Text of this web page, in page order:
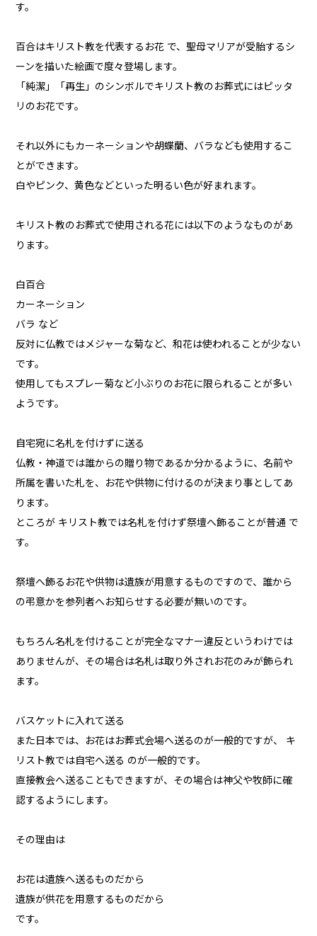
す。
百合はキリスト教を代表するお花 で、聖母マリアが受胎するシ
ーンを描いた絵画で度々登場します。
「純潔」「再生」のシンボルでキリスト教のお葬式にはピッタ
リのお花です。
それ以外にもカーネーションや胡蝶蘭、バラなども使用するこ
とができます。
白やピンク、黄色などといった明るい色が好まれます。
キリスト教のお葬式で使用される花には以下のようなものがあ
ります。
白百合
カーネーション
バラ など
反対に仏教ではメジャーな菊など、和花は使われることが少ない
です。
使用してもスプレー菊など小ぶりのお花に限られることが多い
ようです。
自宅宛に名札を付けずに送る
仏教・神道では誰からの贈り物であるか分かるように、名前や
所属を書いた札を、お花や供物に付けるのが決まり事としてあ
ります。
ところが キリスト教では名札を付けず祭壇へ飾ることが普通 で
す。
祭壇へ飾るお花や供物は遺族が用意するものですので、誰から
の弔意かを参列者へお知らせする必要が無いのです。
もちろん名札を付けることが完全なマナー違反というわけでは
ありませんが、その場合は名札は取り外されお花のみが飾られ
ます。
バスケットに入れて送る
また日本では、お花はお葬式会場へ送るのが一般的ですが、 キ
リスト教では自宅へ送る のが一般的です。
直接教会へ送ることもできますが、その場合は神父や牧師に確
認するようにします。
その理由は
お花は遺族へ送るものだから
遺族が供花を用意するものだから
です。